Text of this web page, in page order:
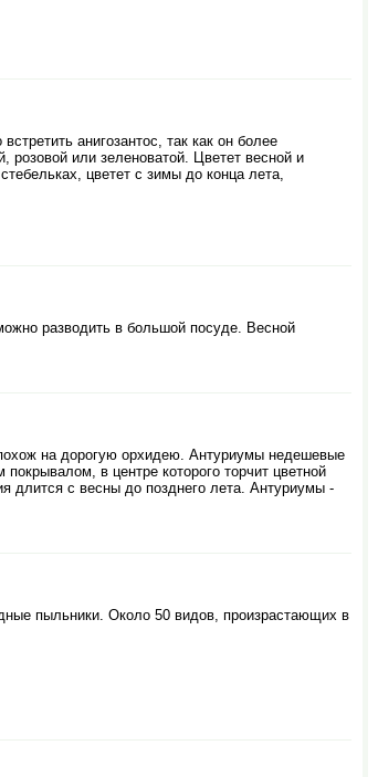
анигозантос, так как он более
или зеленоватой. Цветет весной и
цветет с зимы до конца лета,
разводить в большой посуде. Весной
на дорогую орхидею. Антуриумы недешевые
в центре которого торчит цветной
длится с весны до позднего лета. Антуриумы -
пыльники. Около 50 видов, произрастающих в